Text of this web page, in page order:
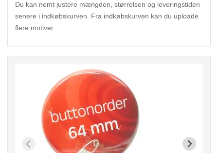
Du kan nemt justere mængden, størrelsen og leveringstiden
senere i indkøbskurven. Fra indkøbskurven kan du uploade
flere motiver.